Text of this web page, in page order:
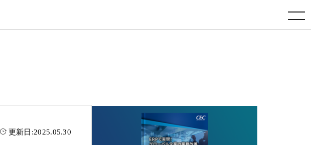
toggle navigation
更新日:2025.05.30